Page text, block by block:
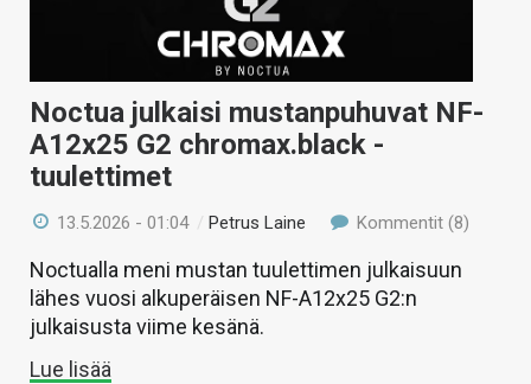
Noctua julkaisi mustanpuhuvat NF-
A12x25 G2 chromax.black -
tuulettimet
13.5.2026 - 01:04 / Petrus Laine Kommentit (8)
Noctualla meni mustan tuulettimen julkaisuun
lähes vuosi alkuperäisen NF-A12x25 G2:n
julkaisusta viime kesänä.
Lue lisää